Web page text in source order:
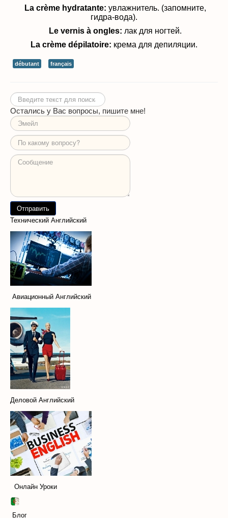
La crème hydratante: увлажнитель. (запомните,
гидра-вода).
Le vernis à ongles: лак для ногтей.
La crème dépilatoire: крема для депиляции.
débutant français
Искать...
Остались у Вас вопросы, пишите мне!
Технический Английский
Авиационный Английский
Деловой Английский
Онлайн Уроки
Блог